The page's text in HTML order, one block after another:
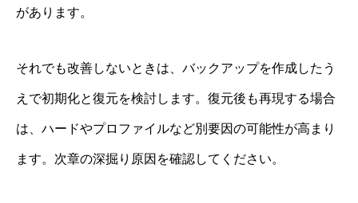
があります。
それでも改善しないときは、バックアップを作成したう
えで初期化と復元を検討します。復元後も再現する場合
は、ハードやプロファイルなど別要因の可能性が高まり
ます。次章の深掘り原因を確認してください。